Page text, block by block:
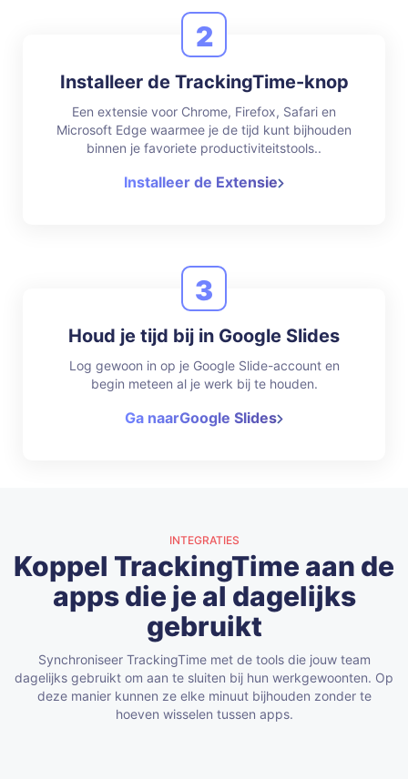
2
Installeer de TrackingTime-knop
Een extensie voor Chrome, Firefox, Safari en
Microsoft Edge waarmee je de tijd kunt bijhouden
binnen je favoriete productiviteitstools..
Installeer de Extensie
3
Houd je tijd bij in Google Slides
Log gewoon in op je Google Slide-account en
begin meteen al je werk bij te houden.
Ga naarGoogle Slides
INTEGRATIES
Koppel TrackingTime aan de
apps die je al dagelijks
gebruikt
Synchroniseer TrackingTime met de tools die jouw team
dagelijks gebruikt om aan te sluiten bij hun werkgewoonten. Op
deze manier kunnen ze elke minuut bijhouden zonder te
hoeven wisselen tussen apps.